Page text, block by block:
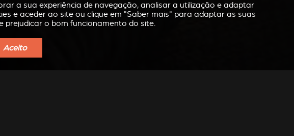
a sua experiência de navegação, analisar a utilização e adaptar
e aceder ao site ou clique em "Saber mais" para adaptar as suas
prejudicar o bom funcionamento do site.
Aceito